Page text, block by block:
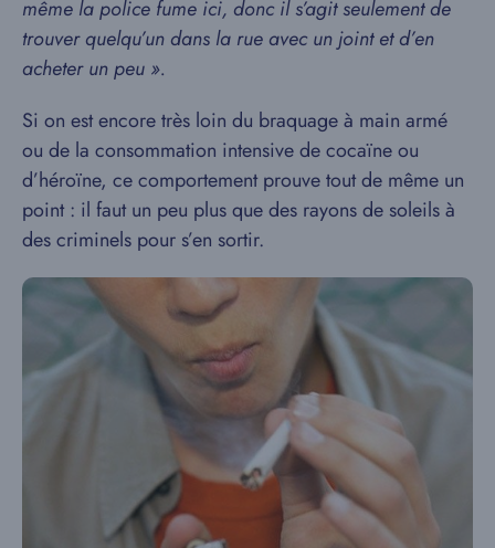
même la police fume ici, donc il s’agit seulement de
trouver quelqu’un dans la rue avec un joint et d’en
acheter un peu ».
Si on est encore très loin du braquage à main armé
ou de la consommation intensive de cocaïne ou
d’héroïne, ce comportement prouve tout de même un
point : il faut un peu plus que des rayons de soleils à
des criminels pour s’en sortir.